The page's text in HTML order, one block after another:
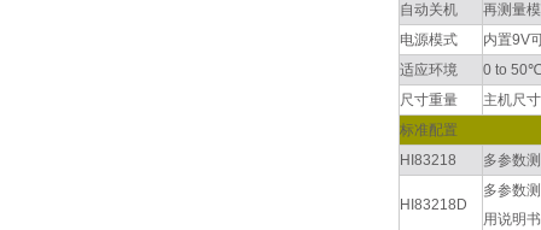
自动关机
再测量
电源模式
内置9V
适应环境
0 to
尺寸重量
主机尺
标准配置
HI83218
多参数
HI83218D
多参数
用说明书